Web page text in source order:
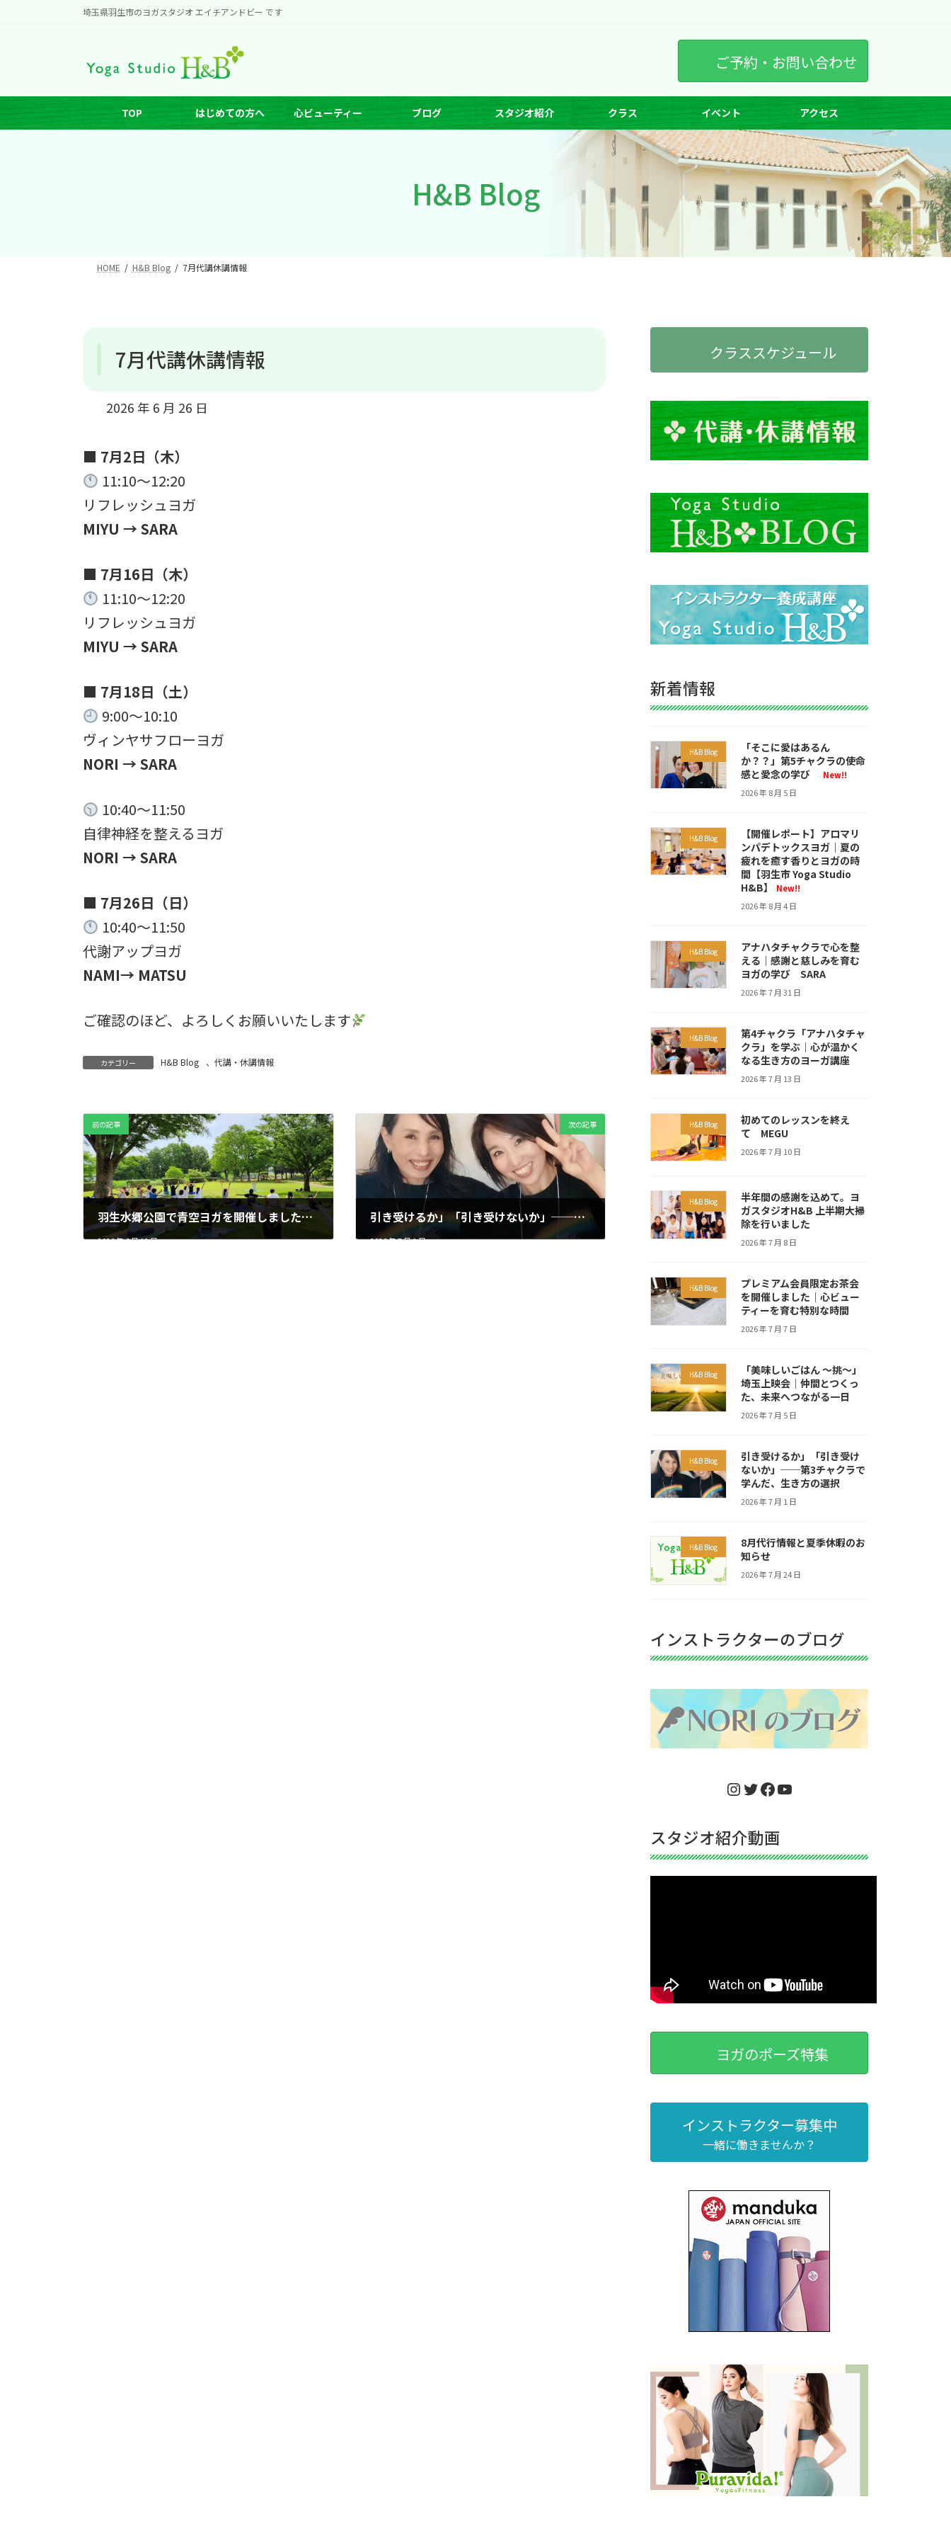
ツ
へ
ス
シ
ョ
ン
埼玉県羽生市のヨガスタジオ エイチアンドビー です
ご予約・お問い合わせ
TOP はじめての方へ 心ビューティー ブログ スタジオ紹介 クラス イベント アクセス
H&B Blog
HOME H&B Blog 7月代講休講情報
7月代講休講情報
2026 年 6 月 26 日
■ 7月2日（木）
11:10〜12:20
リフレッシュヨガ
MIYU → SARA
■ 7月16日（木）
11:10〜12:20
リフレッシュヨガ
MIYU → SARA
■ 7月18日（土）
9:00〜10:10
ヴィンヤサフローヨガ
NORI → SARA
10:40〜11:50
自律神経を整えるヨガ
NORI → SARA
■ 7月26日（日）
10:40〜11:50
代謝アップヨガ
NAMI→ MATSU
ご確認のほど、よろしくお願いいたします
カテゴリー H&B Blog 、 代講・休講情報
前の記事
羽生水郷公園で青空ヨガを開催しました｜自然の中で深まる呼吸と癒しの時間
2026 年 6 月 12 日
次の記事
引き受けるか」「引き受けないか」──第3チャクラで学んだ、生き方の選択
2026 年 7 月 1 日
クラススケジュール
新着情報
H&B Blog
「そこに愛はあるん
か？？」第5チャクラの使命
感と愛念の学び
New!!
2026 年 8 月 5 日
H&B Blog
【開催レポート】アロマリ
ンパデトックスヨガ｜夏の
疲れを癒す香りとヨガの時
間【羽生市 Yoga Studio
H&B】
New!!
2026 年 8 月 4 日
H&B Blog
アナハタチャクラで心を整
える｜感謝と慈しみを育む
ヨガの学び SARA
2026 年 7 月 31 日
H&B Blog
第4チャクラ「アナハタチャ
クラ」を学ぶ｜心が温かく
なる生き方のヨーガ講座
2026 年 7 月 13 日
H&B Blog
初めてのレッスンを終え
て MEGU
2026 年 7 月 10 日
H&B Blog
半年間の感謝を込めて。ヨ
ガスタジオH&B 上半期大掃
除を行いました
2026 年 7 月 8 日
H&B Blog
プレミアム会員限定お茶会
を開催しました｜心ビュー
ティーを育む特別な時間
2026 年 7 月 7 日
H&B Blog
「美味しいごはん ～挑～」
埼玉上映会｜仲間とつくっ
た、未来へつながる一日
2026 年 7 月 5 日
H&B Blog
引き受けるか」「引き受け
ないか」──第3チャクラで
学んだ、生き方の選択
2026 年 7 月 1 日
H&B Blog
8月代行情報と夏季休暇のお
知らせ
2026 年 7 月 24 日
インストラクターのブログ
Instagram
Twitter
Facebook
YouTube
スタジオ紹介動画
ヨガのポーズ特集
インストラクター募集中
一緒に働きませんか？